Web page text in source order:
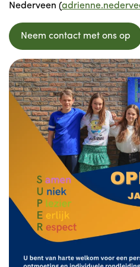
Nederveen (
Neem contact met ons op